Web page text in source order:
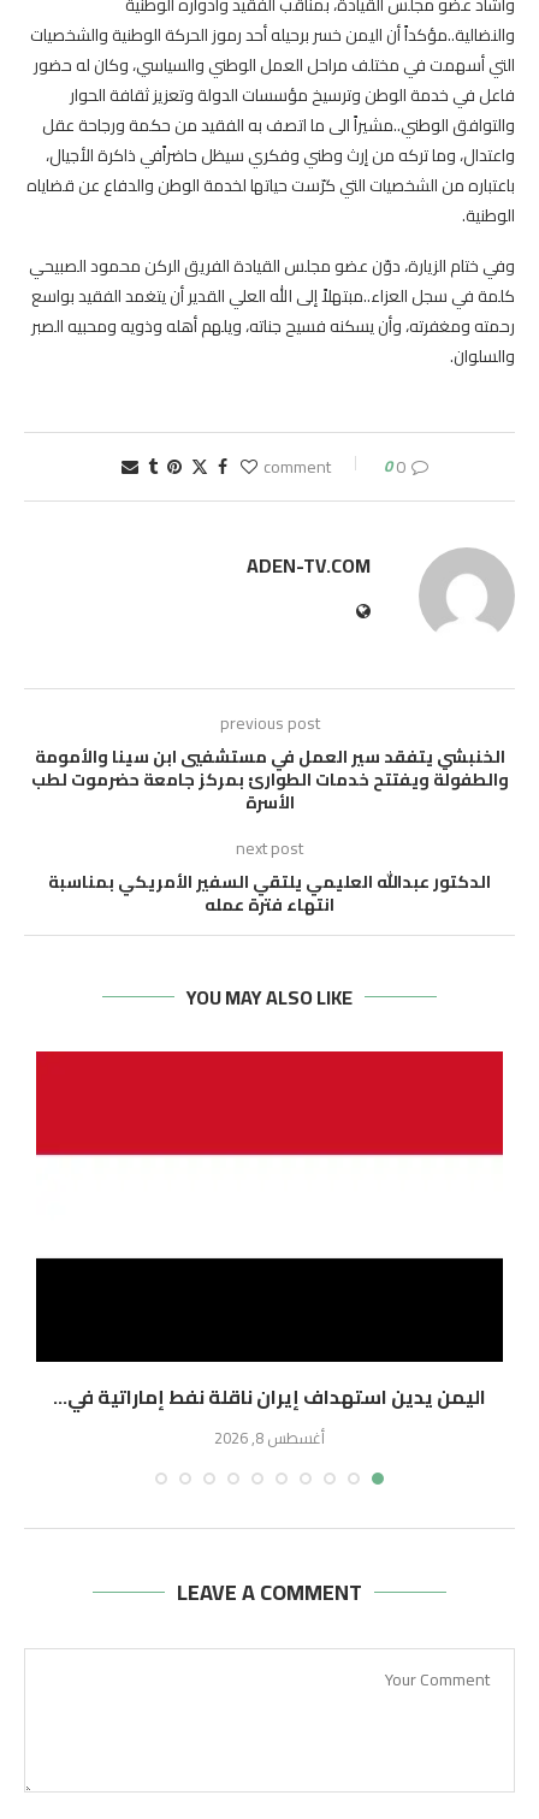
والنضالية..مؤكداً أن اليمن خسر برحيله أحد رموز الحركة الوطنية والشخصيات
التي أسهمت في مختلف مراحل العمل الوطني والسياسي، وكان له حضور
فاعل في خدمة الوطن وترسيخ مؤسسات الدولة وتعزيز ثقافة الحوار
والتوافق الوطني..مشيراً الى ما اتصف به الفقيد من حكمة ورجاحة عقل
واعتدال، وما تركه من إرث وطني وفكري سيظل حاضراًفي ذاكرة الأجيال،
باعتباره من الشخصيات التي كرّست حياتها لخدمة الوطن والدفاع عن قضاياه
الوطنية.
وفي ختام الزيارة، دوّن عضو مجلس القيادة الفريق الركن محمود الصبيحي
كلمة في سجل العزاء..مبتهلاً إلى الله العلي القدير أن يتغمد الفقيد بواسع
رحمته ومغفرته، وأن يسكنه فسيح جناته، ويلهم أهله وذويه ومحبيه الصبر
والسلوان.
0 comment
0
ADEN-TV.COM
previous post
الخنبشي يتفقد سير العمل في مستشفيي ابن سينا والأمومة
والطفولة ويفتتح خدمات الطوارئ بمركز جامعة حضرموت لطب
الأسرة
next post
الدكتور عبدالله العليمي يلتقي السفير الأمريكي بمناسبة
انتهاء فترة عمله
YOU MAY ALSO LIKE
اليمن يدين استهداف إيران ناقلة نفط إماراتية في...
أغسطس 8, 2026
LEAVE A COMMENT